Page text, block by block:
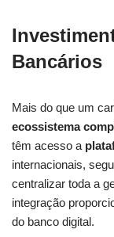
Bancários
Mais do que um
ecossistema
têm acesso a
internacionais,
centralizar toda a
integração
do banco digital.